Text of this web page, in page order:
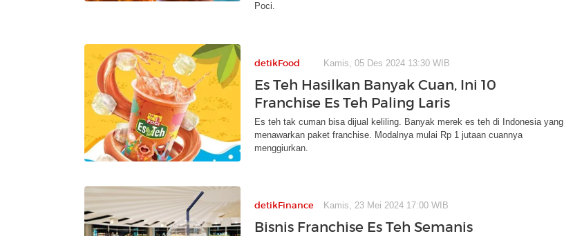
Poci.
detikFood Kamis, 05 Des 2024 13:30 WIB
Es Teh Hasilkan Banyak Cuan, Ini 10
Franchise Es Teh Paling Laris
Es teh tak cuman bisa dijual keliling. Banyak merek es teh di Indonesia yang
menawarkan paket franchise. Modalnya mulai Rp 1 jutaan cuannya
menggiurkan.
detikFinance Kamis, 23 Mei 2024 17:00 WIB
Bisnis Franchise Es Teh Semanis